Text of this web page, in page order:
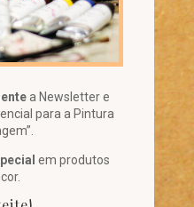
a Newsletter e
para a Pintura
em produtos